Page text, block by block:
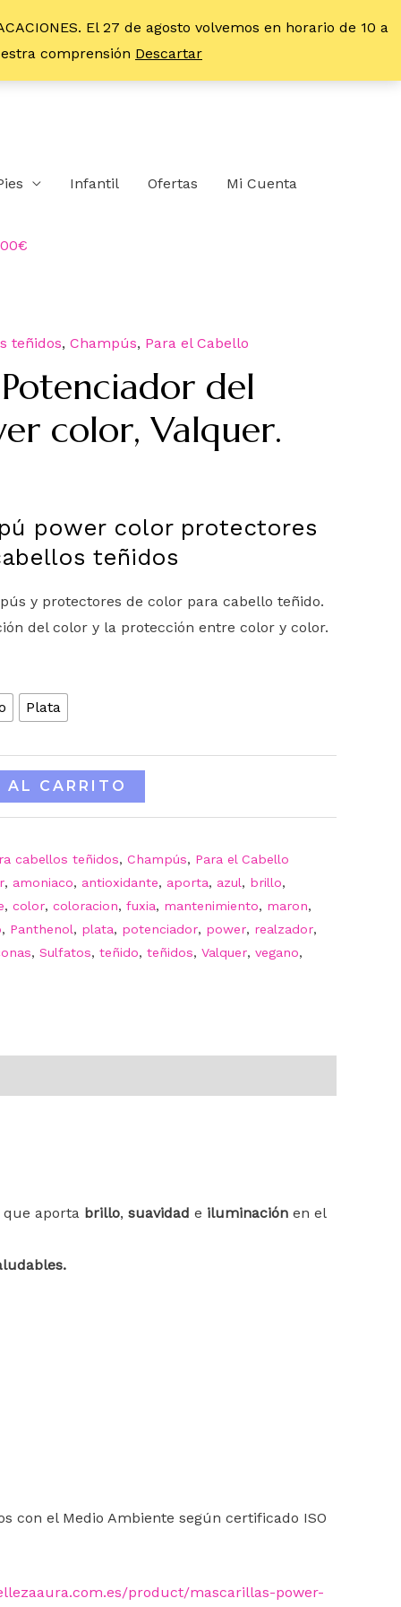
El 27 de agosto volvemos en horario de 10 a
comprensión Descartar
Infantil Ofertas Mi Cuenta
teñidos, Champús, Para el Cabello
del
color, Valquer.
power color protectores
teñidos
y protectores de color para cabello teñido.
del color y la protección entre color y color.
Plata
AL CARRITO
cabellos teñidos, Champús, Para el Cabello
, amoniaco, antioxidante, aporta, azul, brillo,
, color, coloracion, fuxia, mantenimiento, maron,
, Panthenol, plata, potenciador, power, realzador,
, Sulfatos, teñido, teñidos, Valquer, vegano,
que aporta brillo, suavidad e iluminación en el
con el Medio Ambiente según certificado ISO
product/mascarillas-power-